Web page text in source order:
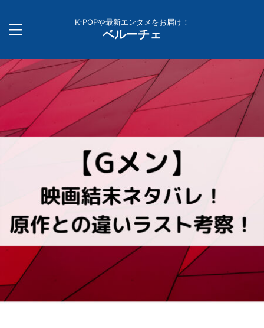
K-POPや最新エンタメをお届け！
ベルーチェ